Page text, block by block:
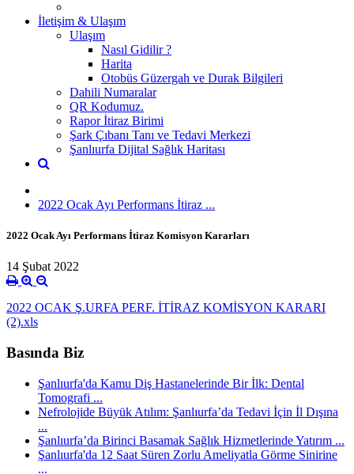
İletişim & Ulaşım
Ulaşım
Nasıl Gidilir ?
Harita
Otobüs Güzergah ve Durak Bilgileri
Dahili Numaralar
QR Kodumuz.
Rapor İtiraz Birimi
Şark Çıbanı Tanı ve Tedavi Merkezi
Şanlıurfa Dijital Sağlık Haritası
2022 Ocak Ayı Performans İtiraz ...
2022 Ocak Ayı Performans İtiraz Komisyon Kararları
14 Şubat 2022
2022 OCAK Ş.URFA PERF. İTİRAZ KOMİSYON KARARI
(2).xls
Basında Biz
Şanlıurfa'da Kamu Diş Hastanelerinde Bir İlk: Dental
Tomografi ...
Nefrolojide Büyük Atılım: Şanlıurfa’da Tedavi İçin İl Dışına
...
Şanlıurfa’da Birinci Basamak Sağlık Hizmetlerinde Yatırım ...
Şanlıurfa'da 12 Saat Süren Zorlu Ameliyatla Görme Sinirine
...